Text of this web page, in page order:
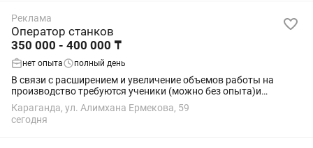
Реклама
Оператор станков
350 000 - 400 000 ₸
нет опыта полный день
В связи с расширением и увеличение объемов работы на
производство требуются ученики (можно без опыта)и
мастера!!! Требуется фрезеровщик МДФ фасадов Вакуумщик
МДФ фасадов Шлифовщик мдф фасадов Срезчик...
Караганда, ул. Алимхана Ермекова, 59
сегодня